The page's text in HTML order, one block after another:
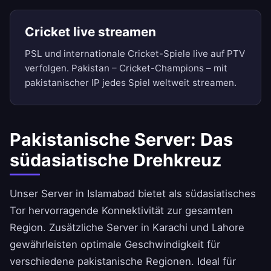
Cricket live streamen
PSL und internationale Cricket-Spiele live auf PTV
verfolgen. Pakistan – Cricket-Champions – mit
pakistanischer IP jedes Spiel weltweit streamen.
Pakistanische Server: Das
südasiatische Drehkreuz
Unser Server in Islamabad bietet als südasiatisches
Tor hervorragende Konnektivität zur gesamten
Region. Zusätzliche Server in Karachi und Lahore
gewährleisten optimale Geschwindigkeit für
verschiedene pakistanische Regionen. Ideal für